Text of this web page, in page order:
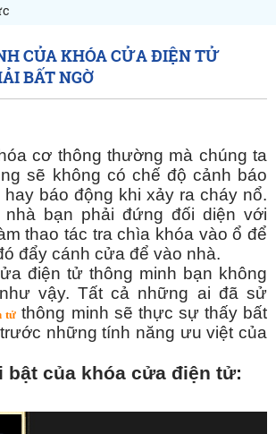
CỦA KHÓA CỬA ĐIỆN TỬ
BẤT NGỜ
cơ thông thường mà chúng ta
sẽ không có chế độ cảnh báo
hay báo động khi xảy ra cháy nổ.
nhà bạn phải đứng đối diện với
thao tác tra chìa khóa vào ổ để
đẩy cánh cửa để vào nhà.
điện tử thông minh bạn không
vậy. Tất cả những ai đã sử
tử thông minh sẽ thực sự thấy bất
những tính năng ưu việt của
bật của khóa cửa điện tử: